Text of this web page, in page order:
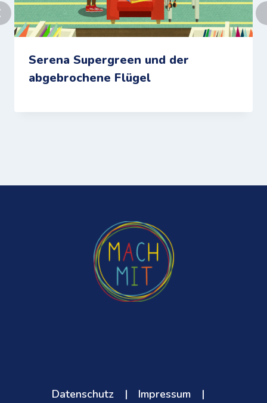
Serena Supergreen und der
abgebrochene Flügel
Datenschutz | Impressum |